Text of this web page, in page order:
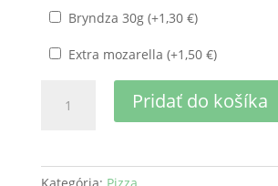
Bryndza 30g (+1,30 €)
Extra mozarella (+1,50 €)
Pridať do košíka
Kategória: Pizza